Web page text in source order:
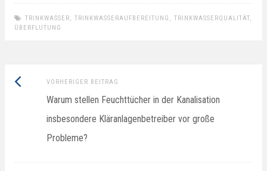
TRINKWASSER, TRINKWASSERAUFBEREITUNG , TRINKWASSERQUALITÄT,
ÜBERFLUTUNG
Beitragsnavigation
VORHERIGER BEITRAG
Beitrag:
Warum stellen Feuchttücher in der Kanalisation
insbesondere Kläranlagenbetreiber vor große
Probleme?